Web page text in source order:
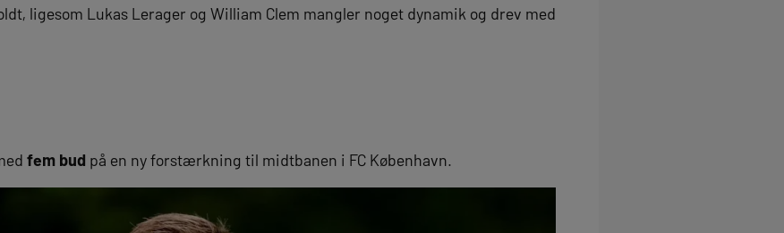
ligesom Lukas Lerager og William Clem mangler noget dynamik og drev med
fem bud på en ny forstærkning til midtbanen i FC København.